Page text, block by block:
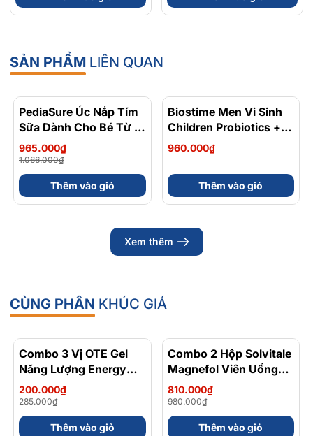
Hoá - Hộp 120 Viên
SẢN PHẨM LIÊN QUAN
- 9%
PediaSure Úc Nắp Tím
Sữa Dành Cho Bé Từ 1
Đến 10 Tuổi Hộp 850g
965.000₫
1.066.000₫
Thêm vào giỏ
Biostime Men Vi Sinh
Children Probiotics +
HMO Cho Bé Từ 0 Đến
7 Tuổi 28 Gói
960.000₫
Thêm vào giỏ
Xem thêm
CÙNG PHÂN KHÚC GIÁ
- 30%
Combo 3 Vị OTE Gel
Năng Lượng Energy
Gel Kết Hợp
Carbohydrate Điện Giải
56gram 82kcal
200.000₫
285.000₫
Thêm vào giỏ
- 17%
Combo 2 Hộp Solvitale
Magnefol Viên Uống
Magnesium
Bisglycinate + Vitamin
nhóm B (Hộp 30 Viên)
810.000₫
980.000₫
Thêm vào giỏ